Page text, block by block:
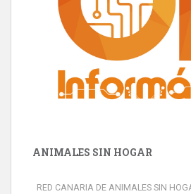
ANIMALES SIN HOGAR
RED CANARIA DE ANIMALES SIN